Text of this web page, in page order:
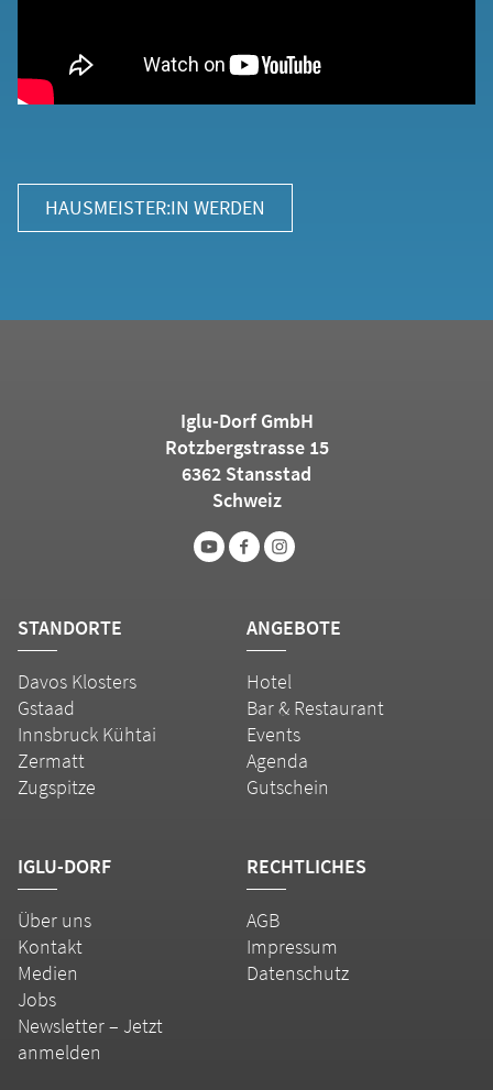
HAUSMEISTER:IN WERDEN
Iglu-Dorf GmbH
Rotzbergstrasse 15
6362 Stansstad
Schweiz
STANDORTE
Davos Klosters
Gstaad
Innsbruck Kühtai
Zermatt
Zugspitze
ANGEBOTE
Hotel
Bar & Restaurant
Events
Agenda
Gutschein
IGLU-DORF
Über uns
Kontakt
Medien
Jobs
Newsletter – Jetzt
anmelden
RECHTLICHES
AGB
Impressum
Datenschutz